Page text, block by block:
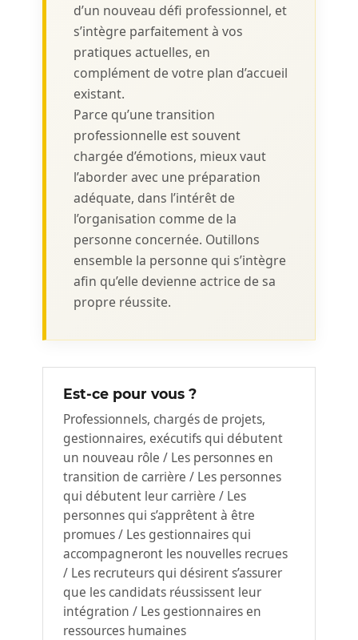
d’un nouveau défi professionnel, et
s’intègre parfaitement à vos
pratiques actuelles, en
complément de votre plan d’accueil
existant.
Parce qu’une transition
professionnelle est souvent
chargée d’émotions, mieux vaut
l’aborder avec une préparation
adéquate, dans l’intérêt de
l’organisation comme de la
personne concernée. Outillons
ensemble la personne qui s’intègre
afin qu’elle devienne actrice de sa
propre réussite.
Est-ce pour vous ?
Professionnels, chargés de projets,
gestionnaires, exécutifs qui débutent
un nouveau rôle / Les personnes en
transition de carrière / Les personnes
qui débutent leur carrière / Les
personnes qui s’apprêtent à être
promues / Les gestionnaires qui
accompagneront les nouvelles recrues
/ Les recruteurs qui désirent s’assurer
que les candidats réussissent leur
intégration / Les gestionnaires en
ressources humaines